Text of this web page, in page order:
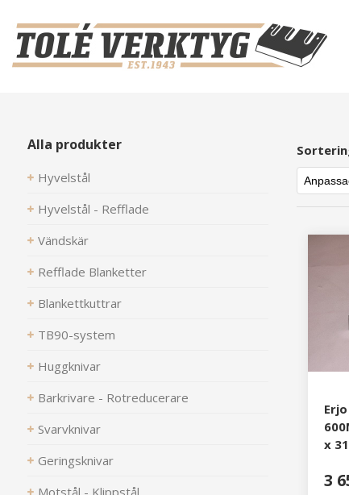
Alla produkter
Hyvelstål
Hyvelstål - Refflade
Vändskär
Refflade Blanketter
Blankettkuttrar
TB90-system
Huggknivar
Barkrivare - Rotreducerare
Svarvknivar
Geringsknivar
Motstål - Klippstål
x
3